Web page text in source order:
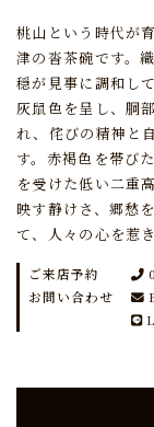
桃山という時代が
津の沓茶碗です。
穏が見事に調和し
灰鼠色を呈し、胴
れ、侘びの精神と
す。赤褐色を帯び
を受けた低い二重
映す静けさ、郷愁
て、人々の心を惹
ご来店予約
お問い合わせ